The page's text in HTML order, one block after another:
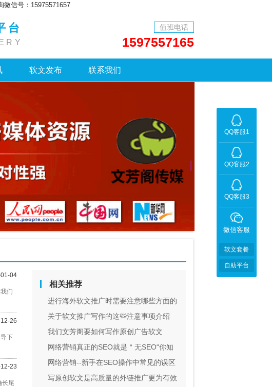
微信号：15975571657
台 值班电话
1597557165
软文发布 联系我们
QQ客服1
QQ客服2
QQ客服3
微信客服
软文套餐
自助平台
04
们
26
下
23
长尾
相关推荐
进行海外软文推广时需要注意哪些方面的
问题
关于软文推广写作的这些注意事项介绍
我们文芳阁要如何写作原创广告软文
网络营销真正的SEO就是＂无SEO“你知
道吗
网络营销--新手在SEO操作中常见的误区
写原创软文是高质量的外链推广更为有效